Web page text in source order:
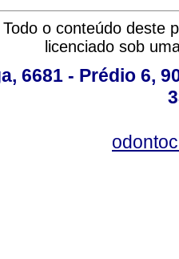
Todo o conteúdo deste
licenciado sob
6681 - Prédio 6,